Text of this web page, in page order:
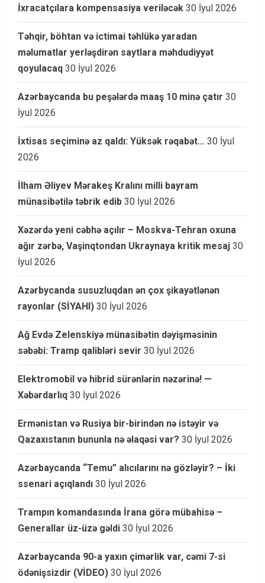
İxracatçılara kompensasiya veriləcək 30 İyul 2026
Təhqir, böhtan və ictimai təhlükə yaradan
məlumatlar yerləşdirən saytlara məhdudiyyət
qoyulacaq 30 İyul 2026
Azərbaycanda bu peşələrdə maaş 10 minə çatır 30
İyul 2026
İxtisas seçiminə az qaldı: Yüksək rəqabət… 30 İyul
2026
İlham Əliyev Mərakeş Kralını milli bayram
münasibətilə təbrik edib 30 İyul 2026
Xəzərdə yeni cəbhə açılır – Moskva-Tehran oxuna
ağır zərbə, Vaşinqtondan Ukraynaya kritik mesaj 30
İyul 2026
Azərbycanda susuzluqdan ən çox şikayətlənən
rayonlar (SİYAHI) 30 İyul 2026
Ağ Evdə Zelenskiyə münasibətin dəyişməsinin
səbəbi: Tramp qalibləri sevir 30 İyul 2026
Elektromobil və hibrid sürənlərin nəzərinə! —
Xəbərdarlıq 30 İyul 2026
Ermənistan və Rusiya bir-birindən nə istəyir və
Qazaxıstanın bununla nə əlaqəsi var? 30 İyul 2026
Azərbaycanda “Temu” alıcılarını nə gözləyir? – İki
ssenari açıqlandı 30 İyul 2026
Trampın komandasında İrana görə mübahisə –
Generallar üz-üzə gəldi 30 İyul 2026
Azərbaycanda 90-a yaxın çimərlik var, cəmi 7-si
ödənişsizdir (VİDEO) 30 İyul 2026